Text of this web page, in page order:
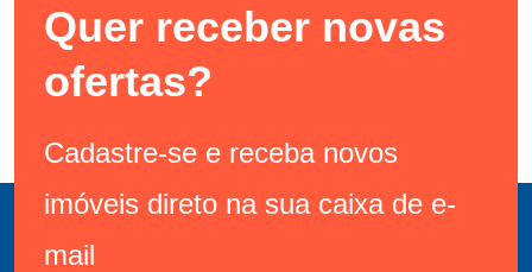
Quer receber novas
ofertas?
Cadastre-se e receba novos
imóveis direto na sua caixa de e-
mail